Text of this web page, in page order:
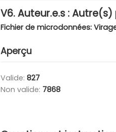
V6. Auteur.e.s :
Fichier de microdonnées:
Aperçu
Valide: 827
Non valide: 7868